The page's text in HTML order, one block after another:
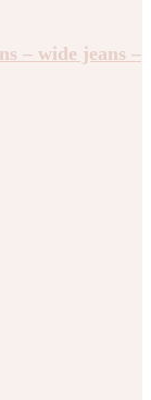
– wide jeans –